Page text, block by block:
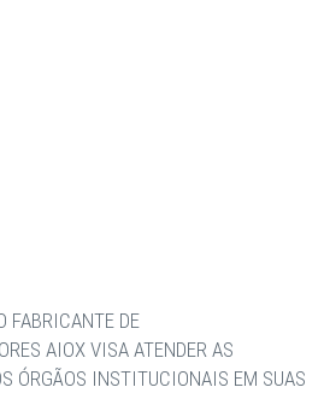
FABRICANTE DE
AIOX VISA ATENDER AS
ÓRGÃOS INSTITUCIONAIS EM SUAS